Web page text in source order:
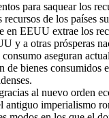
para saquear los
de los países
EEUU extrae los
y a otras prósperas
aseguran
bienes consumidos
al nuevo orden
antiguo imperialismo